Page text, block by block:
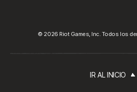
© 2026 Riot Games, Inc. Todos los
IR AL INICIO